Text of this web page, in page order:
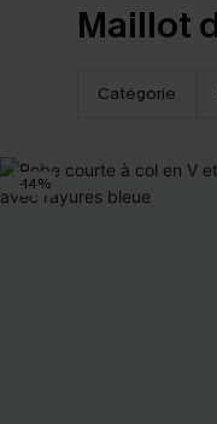
Maillot
Catégorie
-14%